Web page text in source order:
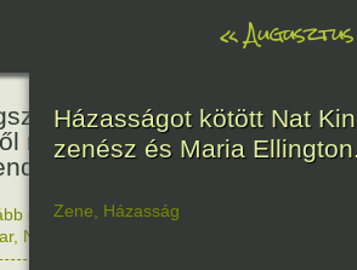
«
Báthori Erzsébet,
rémséges és kegyetlen
éltek.
olvasom|Nincs hozzászólás, szólj hozzá!
, Nő
Házasságot kötött Nat
zenész és Maria Ellington.
Zene Házasság